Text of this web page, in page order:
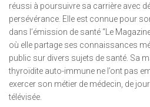
réussi à poursuivre sa carrière avec
persévérance. Elle est connue pour
dans l’émission de santé “Le
où elle partage ses connaissances
public sur divers sujets de santé. Sa
thyroïdite auto-immune ne l’ont pas
exercer son métier de médecin, de
télévisée.